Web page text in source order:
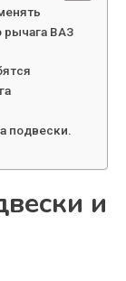
рычага ВАЗ
подвески.
и